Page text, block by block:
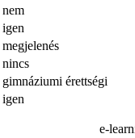
nem
igen
megjelenés
nincs
gimnáziumi érettségi
igen
e-